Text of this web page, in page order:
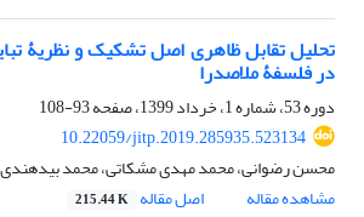
تحلیل تقابل ظاهری اصل تشکیک و نظریۀ
در فلسفۀ ملاصدرا
دوره 53، شماره 1، خرداد 1399، صفحه
93-108
10.22059/jitp.2019.285935.523134
محسن رضوانی، محمد مهدی مشکاتی، محمد بیدهندی
مشاهده مقاله
اصل مقاله 215.44 K